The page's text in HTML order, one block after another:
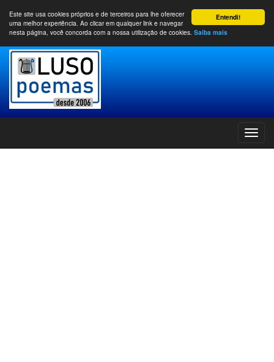
Entendi!
Este site usa cookies próprios e de terceiros para lhe oferecer
uma melhor experiência. Ao clicar em qualquer link e navegar
nesta página, você concorda com a nossa utilização de cookies. Saiba mais